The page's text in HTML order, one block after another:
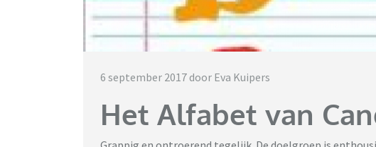
6 september 2017 door Eva Kuipers
Het Alfabet van